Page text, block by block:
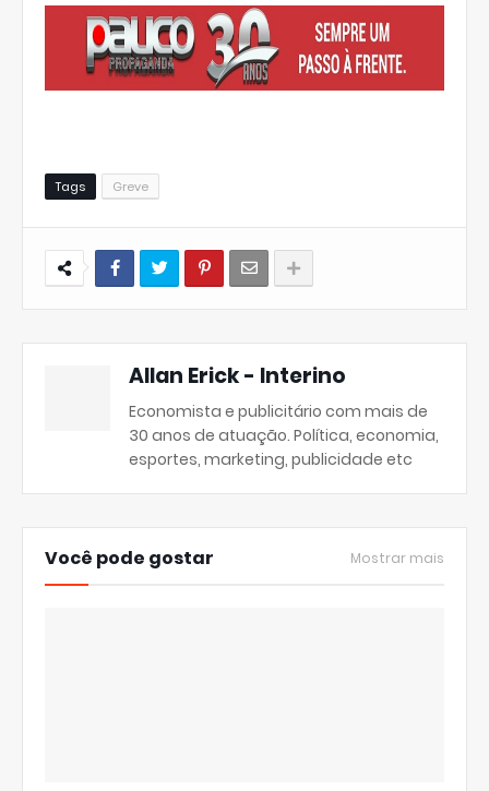
Tags Greve
Allan Erick - Interino
Economista e publicitário com mais de
30 anos de atuação. Política, economia,
esportes, marketing, publicidade etc
Você pode gostar Mostrar mais